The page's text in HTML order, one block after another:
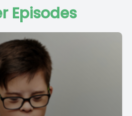
Episodes